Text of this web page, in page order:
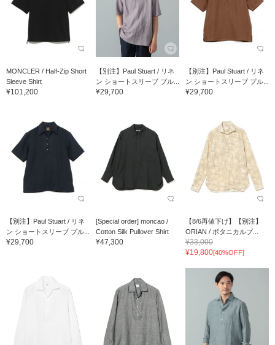
MONCLER / Half-Zip Short
Sleeve Shirt
¥101,200
【別注】Paul Stuart / リネ
ン ショートスリーブ プル...
¥29,700
【別注】Paul Stuart / リネ
ン ショートスリーブ プル...
¥29,700
【別注】Paul Stuart / リネ
ン ショートスリーブ プル...
¥29,700
[Special order] moncao /
Cotton Silk Pullover Shirt
¥47,300
【8/6再値下げ】【別注】
ORIAN / ボタニカルプ...
¥33,000
¥19,800[40%OFF]